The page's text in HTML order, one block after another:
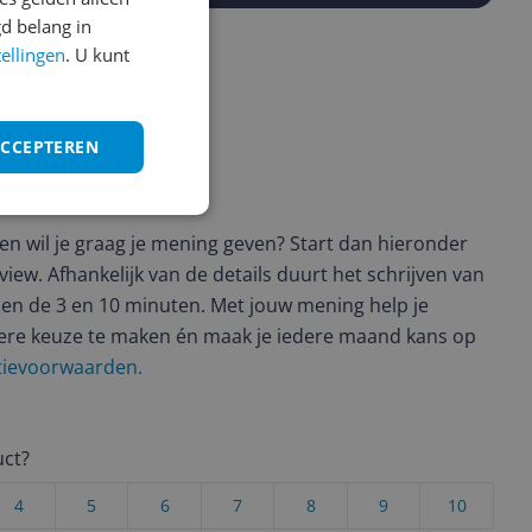
wil je graag je mening geven? Start dan hieronder
Afhankelijk van de details duurt het schrijven van
de 3 en 10 minuten. Met jouw mening help je
keuze te maken én maak je iedere maand kans op
10
9
8
7
6
5
4
belang in
. U kunt